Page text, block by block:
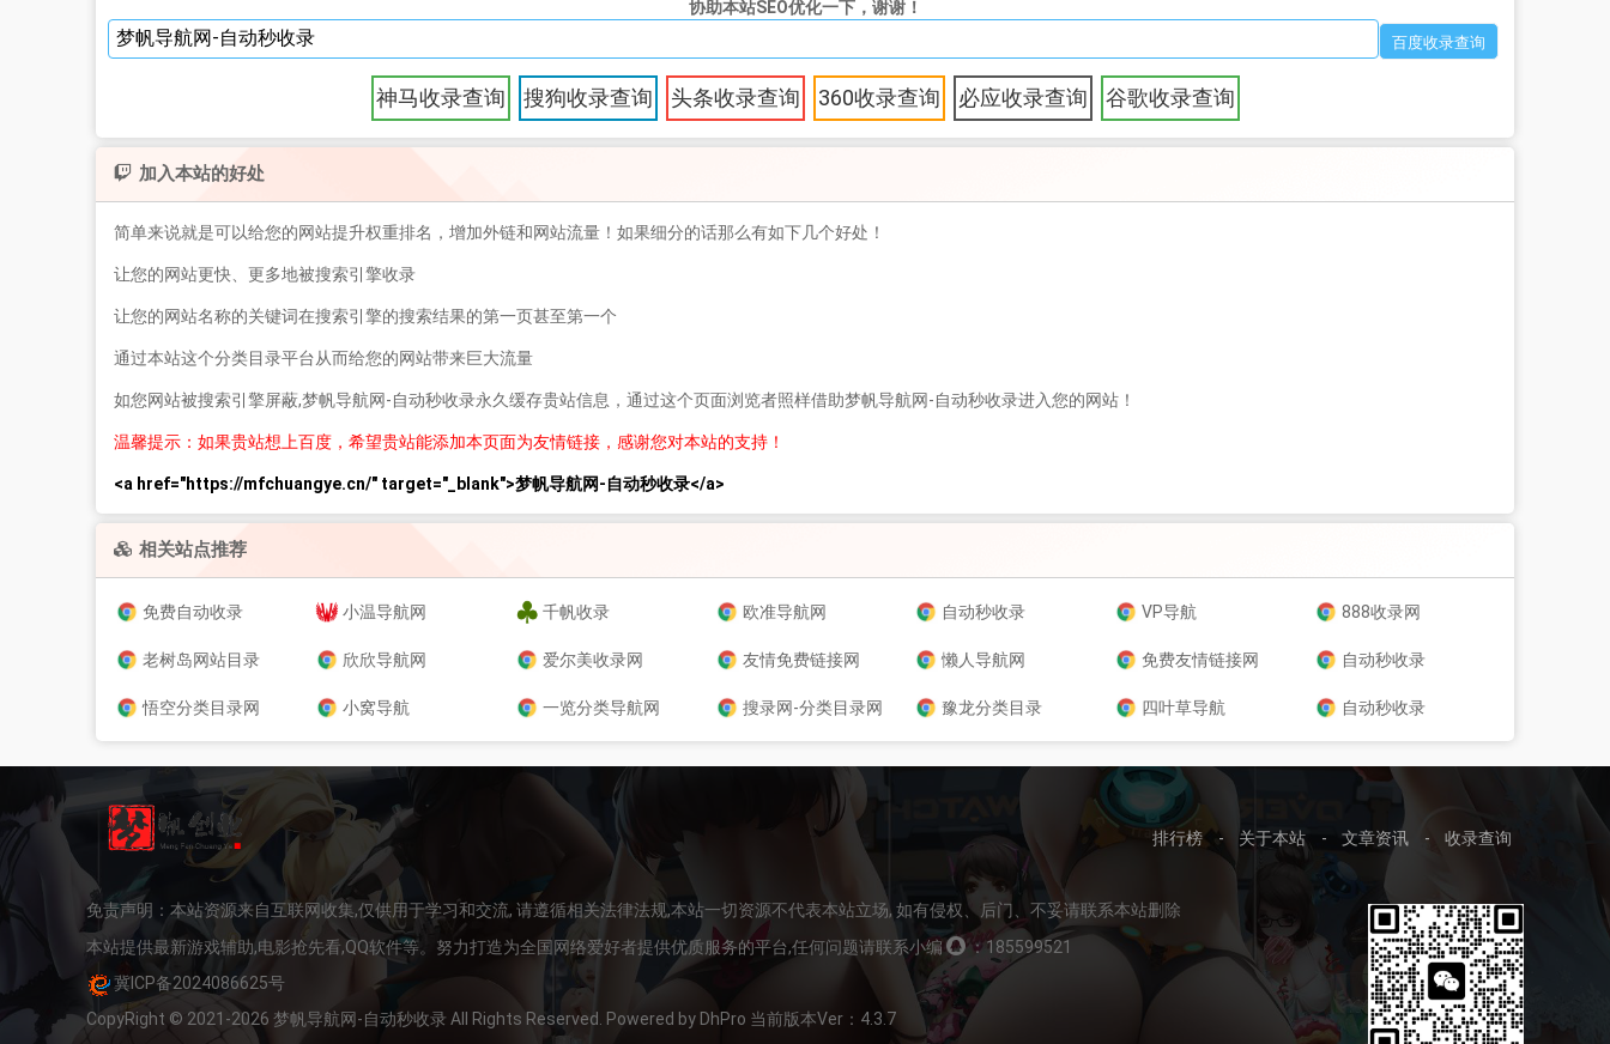
协助本站SEO优化一下，谢谢！
神马收录查询 搜狗收录查询 头条收录查询 360收录查询 必应收录查询 谷歌收录查询
加入本站的好处
简单来说就是可以给您的网站提升权重排名，增加外链和网站流量！如果细分的话那么有如下几个好处！
让您的网站更快、更多地被搜索引擎收录
让您的网站名称的关键词在搜索引擎的搜索结果的第一页甚至第一个
通过本站这个分类目录平台从而给您的网站带来巨大流量
如您网站被搜索引擎屏蔽,梦帆导航网-自动秒收录永久缓存贵站信息，通过这个页面浏览者照样借助梦帆导航网-自动秒收录进入您的网站！
温馨提示：如果贵站想上百度，希望贵站能添加本页面为友情链接，感谢您对本站的支持！
<a href="https://mfchuangye.cn/" target="_blank">梦帆导航网-自动秒收录</a>
相关站点推荐
免费自动收录 小温导航网 千帆收录 欧准导航网 自动秒收录 VP导航 888收录网
老树岛网站目录 欣欣导航网 爱尔美收录网 友情免费链接网 懒人导航网 免费友情链接网 自动秒收录
悟空分类目录网 小窝导航 一览分类导航网 搜录网-分类目录网 豫龙分类目录 四叶草导航 自动秒收录
排行榜 - 关于本站 - 文章资讯 - 收录查询
免责声明：本站资源来自互联网收集,仅供用于学习和交流, 请遵循相关法律法规,本站一切资源不代表本站立场, 如有侵权、后门、不妥请联系本站删除
本站提供最新游戏辅助,电影抢先看,QQ软件等。努力打造为全国网络爱好者提供优质服务的平台,任何问题请联系小编
：185599521
冀ICP备2024086625号
CopyRight © 2021-2026 梦帆导航网-自动秒收录 All Rights Reserved. Powered by DhPro 当前版本Ver：4.3.7